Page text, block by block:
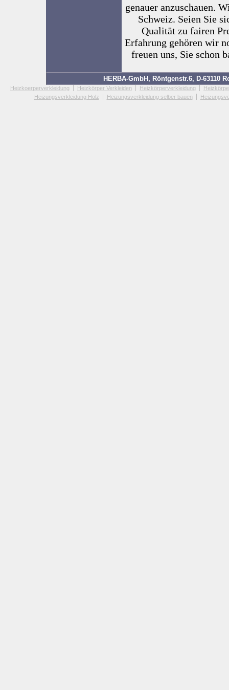
genauer anzuschauen.
Schweiz. Seien Sie
Qualität zu fairen
Erfahrung gehören wir
freuen uns, Sie schon
HERBA-GmbH, Röntgenstr.6, D-63110
Heizkoerperverkleidung Heizkörper Verkleiden Heizkörperverkleidung
Heizungsverkleidung Holz
Heizungsverkleidung selber bauen